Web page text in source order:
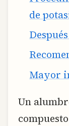
de
Mayor
Un